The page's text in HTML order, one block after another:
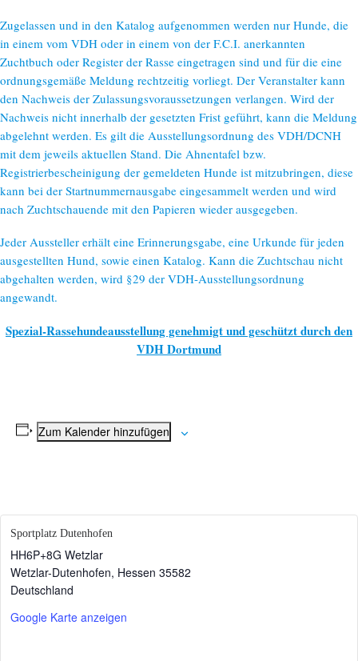
Zugelassen und in den Katalog aufgenommen werden nur Hunde, die
in einem vom VDH oder in einem von der F.C.I. anerkannten
Zuchtbuch oder Register der Rasse eingetragen sind und für die eine
ordnungsgemäße Meldung rechtzeitig vorliegt. Der Veranstalter kann
den Nachweis der Zulassungsvoraussetzungen verlangen. Wird der
Nachweis nicht innerhalb der gesetzten Frist geführt, kann die Meldung
abgelehnt werden. Es gilt die Ausstellungsordnung des VDH/DCNH
mit dem jeweils aktuellen Stand. Die Ahnentafel bzw.
Registrierbescheinigung der gemeldeten Hunde ist mitzubringen, diese
kann bei der Startnummernausgabe eingesammelt werden und wird
nach Zuchtschauende mit den Papieren wieder ausgegeben.
Jeder Aussteller erhält eine Erinnerungsgabe, eine Urkunde für jeden
ausgestellten Hund, sowie einen Katalog. Kann die Zuchtschau nicht
abgehalten werden, wird §29 der VDH-Ausstellungsordnung
angewandt.
Spezial-Rassehundeausstellung genehmigt und geschützt durch den
VDH Dortmund
Zum Kalender hinzufügen
Sportplatz Dutenhofen
HH6P+8G Wetzlar
Wetzlar-Dutenhofen, Hessen 35582
Deutschland
Google Karte anzeigen